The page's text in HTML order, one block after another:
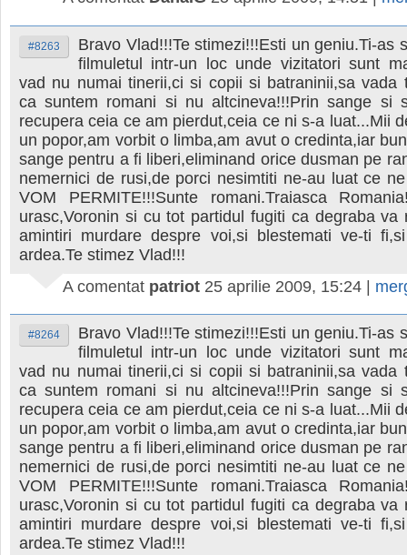
#8263
Bravo Vlad!!!Te stimezi!!!Esti un geniu.Ti-as
filmuletul intr-un loc unde vizitatori sunt
vad nu numai tinerii,ci si copii si batraninii,sa vada
ca suntem romani si nu altcineva!!!Prin sange si
recupera ceia ce am pierdut,ceia ce ni s-a luat...Mii
un popor,am vorbit o limba,am avut o credinta,iar
sange pentru a fi liberi,eliminand orice dusman pe
nemernici de rusi,de porci nesimtiti ne-au luat ce
VOM PERMITE!!!Sunte romani.Traiasca
urasc,Voronin si cu tot partidul fugiti ca degraba va
amintiri murdare despre voi,si blestemati ve-ti
ardea.Te stimez Vlad!!!
A comentat patriot 25 aprilie 2009, 15:24 |
#8264
Bravo Vlad!!!Te stimezi!!!Esti un geniu.Ti-as
filmuletul intr-un loc unde vizitatori sunt
vad nu numai tinerii,ci si copii si batraninii,sa vada
ca suntem romani si nu altcineva!!!Prin sange si
recupera ceia ce am pierdut,ceia ce ni s-a luat...Mii
un popor,am vorbit o limba,am avut o credinta,iar
sange pentru a fi liberi,eliminand orice dusman pe
nemernici de rusi,de porci nesimtiti ne-au luat ce
VOM PERMITE!!!Sunte romani.Traiasca
urasc,Voronin si cu tot partidul fugiti ca degraba va
amintiri murdare despre voi,si blestemati ve-ti
ardea.Te stimez Vlad!!!